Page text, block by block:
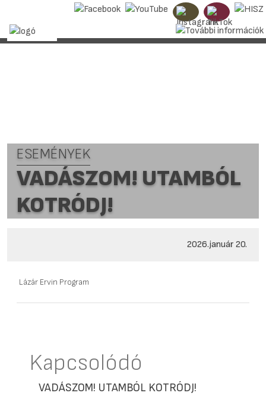
ESEMÉNYEK
VADÁSZOM! UTAMBÓL
KOTRÓDJ!
2026.január 20.
Lázár Ervin Program
Kapcsolódó
VADÁSZOM! UTAMBÓL KOTRÓDJ!